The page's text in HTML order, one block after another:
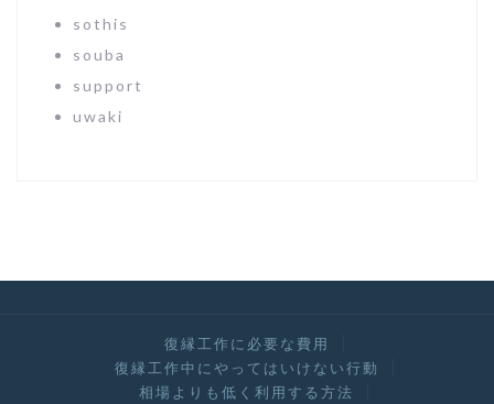
sothis
souba
support
uwaki
復縁工作に必要な費用
復縁工作中にやってはいけない行動
相場よりも低く利用する方法